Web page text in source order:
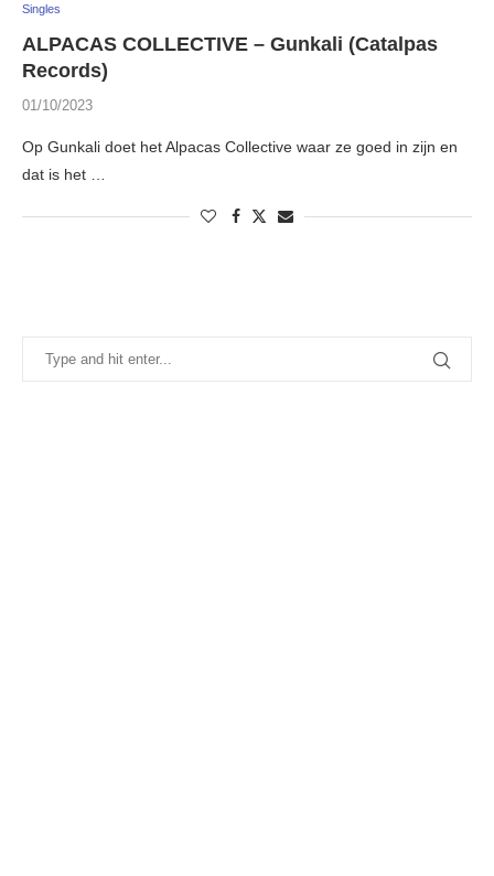
Singles
ALPACAS COLLECTIVE – Gunkali (Catalpas
Records)
01/10/2023
Op Gunkali doet het Alpacas Collective waar ze goed in zijn en
dat is het …